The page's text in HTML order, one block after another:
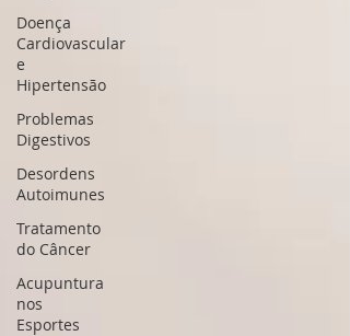
Doença
Cardiovascular
e
Hipertensão
Problemas
Digestivos
Desordens
Autoimunes
Tratamento
do Câncer
Acupuntura
nos
Esportes